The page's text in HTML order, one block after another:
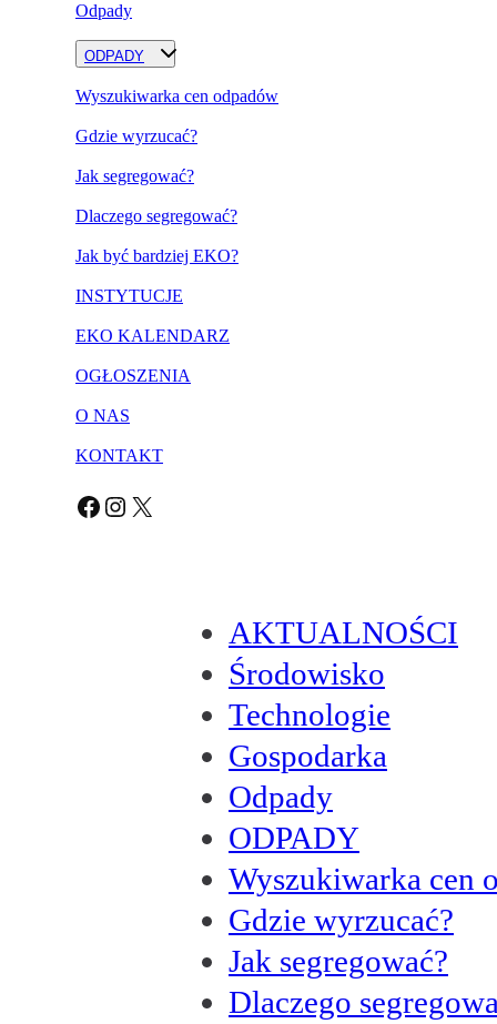
Odpady
ODPADY
Wyszukiwarka cen odpadów
Gdzie wyrzucać?
Jak segregować?
Dlaczego segregować?
Jak być bardziej EKO?
INSTYTUCJE
EKO KALENDARZ
OGŁOSZENIA
O NAS
KONTAKT
Facebook Instagram X
AKTUALNOŚCI
Środowisko
Technologie
Gospodarka
Odpady
ODPADY
Wyszukiwarka cen
Gdzie wyrzucać?
Jak segregować?
Dlaczego